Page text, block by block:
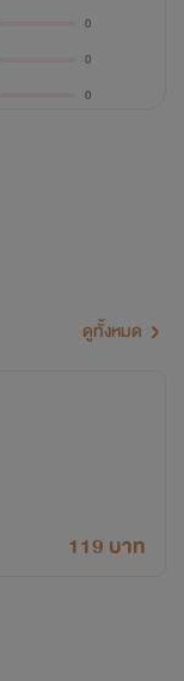
นของบดินทร์รับ
0
0
0
ดูทั้งหมด
119 บาท